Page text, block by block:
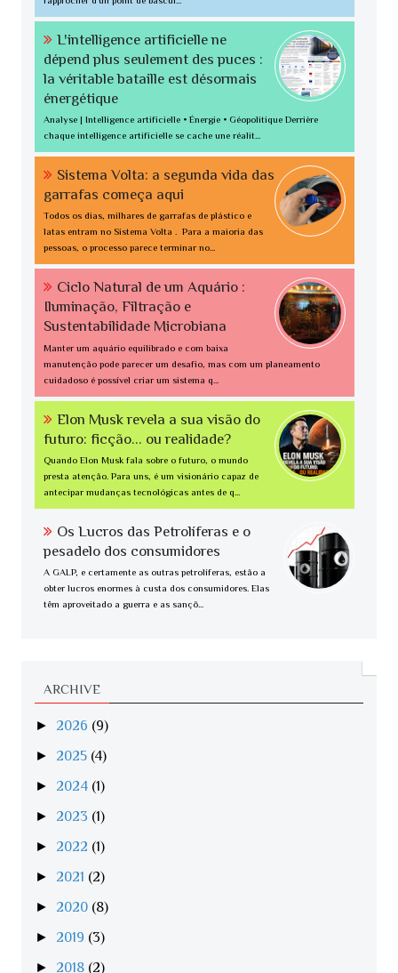
L'intelligence artificielle ne
dépend plus seulement des puces :
la véritable bataille est désormais
énergétique
Analyse | Intelligence artificielle • Énergie • Géopolitique Derrière
chaque intelligence artificielle se cache une réalit...
Sistema Volta: a segunda vida das
garrafas começa aqui
Todos os dias, milhares de garrafas de plástico e
latas entram no Sistema Volta . Para a maioria das
pessoas, o processo parece terminar no...
Ciclo Natural de um Aquário :
Iluminação, Filtração e
Sustentabilidade Microbiana
Manter um aquário equilibrado e com baixa
manutenção pode parecer um desafio, mas com um planeamento
cuidadoso é possível criar um sistema q...
Elon Musk revela a sua visão do
futuro: ficção... ou realidade?
Quando Elon Musk fala sobre o futuro, o mundo
presta atenção. Para uns, é um visionário capaz de
antecipar mudanças tecnológicas antes de q...
Os Lucros das Petrolíferas e o
pesadelo dos consumidores
A GALP, e certamente as outras petrolíferas, estão a
obter lucros enormes à custa dos consumidores. Elas
têm aproveitado a guerra e as sançõ...
ARCHIVE
► 2026 (9)
► 2025 (4)
► 2024 (1)
► 2023 (1)
► 2022 (1)
► 2021 (2)
► 2020 (8)
► 2019 (3)
► 2018 (2)